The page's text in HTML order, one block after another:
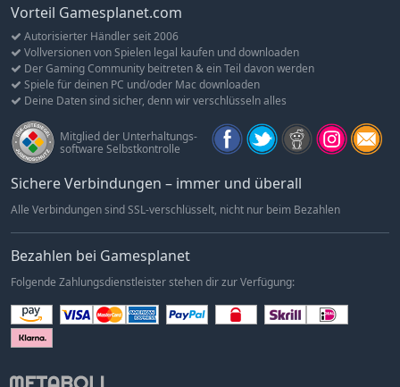
Vorteil Gamesplanet.com
Autorisierter Händler seit 2006
Vollversionen von Spielen legal kaufen und downloaden
Der Gaming Community beitreten & ein Teil davon werden
Spiele für deinen PC und/oder Mac downloaden
Deine Daten sind sicher, denn wir verschlüsseln alles
Mitglied der Unterhaltungs-
software Selbstkontrolle
Sichere Verbindungen – immer und überall
Alle Verbindungen sind SSL-verschlüsselt, nicht nur beim Bezahlen
Bezahlen bei Gamesplanet
Folgende Zahlungsdienstleister stehen dir zur Verfügung: